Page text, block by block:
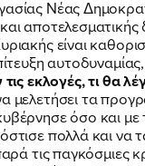
Νέας
είναι
τις εκλογές, τι θα
μελετήσει τα
όσο και με
πολλά και να
τις παγκόσμιες